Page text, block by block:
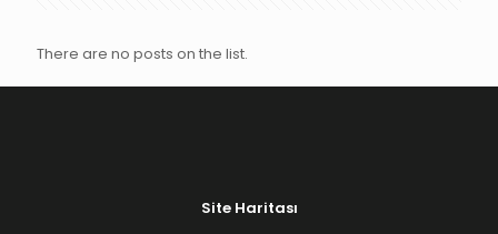
There are no posts on the list.
Site Haritası